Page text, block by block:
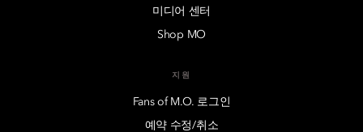
미디어 센터
Shop MO
지원
Fans of M.O. 로그인
예약 수정/취소